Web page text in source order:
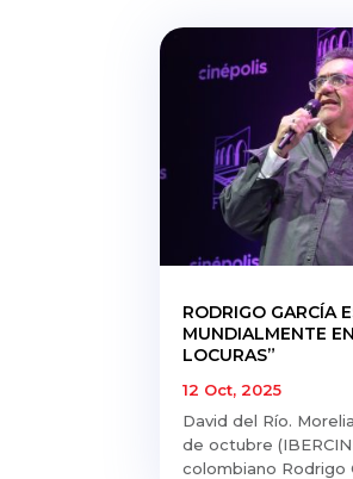
RODRIGO GARCÍA
MUNDIALMENTE
LOCURAS”
12 Oct, 2025
David del Río.
de octubre
colombiano Rodrigo